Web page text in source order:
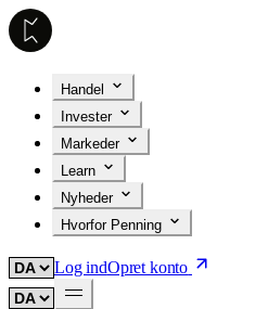
Handel
Invester
Markeder
Learn
Nyheder
Hvorfor Penning
Log indOpret konto